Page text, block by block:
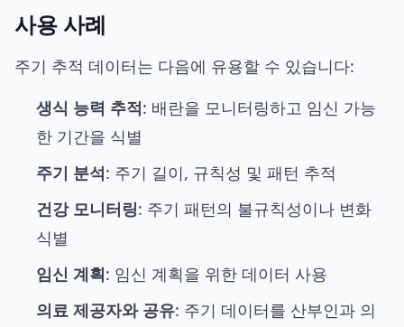
사용 사례
주기 추적 데이터는 다음에 유용할 수 있습니다:
생식 능력 추적: 배란을 모니터링하고 임신 가능
한 기간을 식별
주기 분석: 주기 길이, 규칙성 및 패턴 추적
건강 모니터링: 주기 패턴의 불규칙성이나 변화
식별
임신 계획: 임신 계획을 위한 데이터 사용
의료 제공자와 공유: 주기 데이터를 산부인과 의